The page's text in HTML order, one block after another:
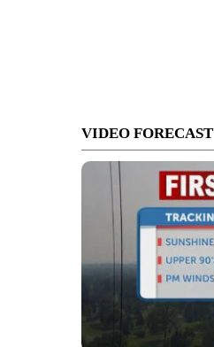
VIDEO FORECAST